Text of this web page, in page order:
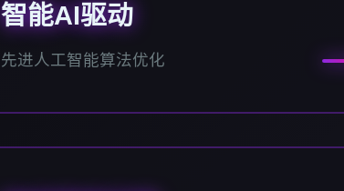
智能AI驱动
先进人工智能算法优化